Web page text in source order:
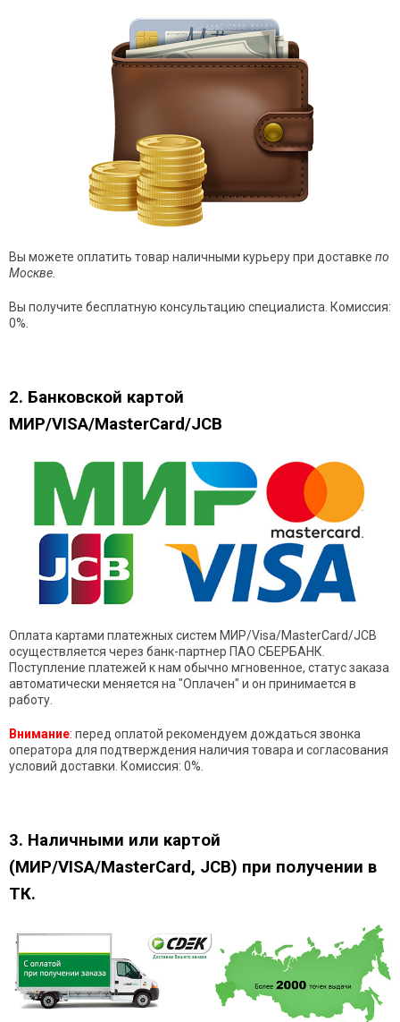
Вы можете оплатить товар наличными курьеру при доставке по
Москве.
Вы получите бесплатную консультацию специалиста. Комиссия:
0%.
2. Банковской картой
МИР/VISA/MasterCard/JCB
Оплата картами платежных систем МИР/Visa/MasterCard/JCB
осуществляется через банк-партнер ПАО СБЕРБАНК.
Поступление платежей к нам обычно мгновенное, статус заказа
автоматически меняется на "Оплачен" и он принимается в
работу.
Внимание: перед оплатой рекомендуем дождаться звонка
оператора для подтверждения наличия товара и согласования
условий доставки. Комиссия: 0%.
3. Наличными или картой
(МИР/VISA/MasterCard, JCB) при получении в
ТК.